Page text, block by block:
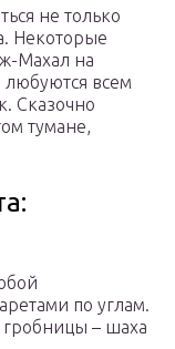
не только
Некоторые
Махал на
любуются всем
Сказочно
тумане,
по углам.
– шаха